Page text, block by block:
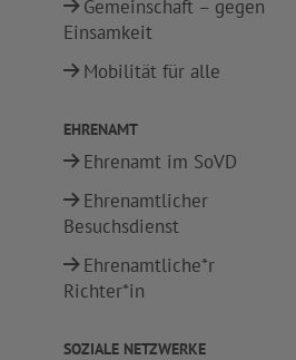
Gemeinschaft – gegen
Einsamkeit
Mobilität für alle
EHRENAMT
Ehrenamt im SoVD
Ehrenamtlicher
Besuchsdienst
Ehrenamtliche*r
Richter*in
SOZIALE NETZWERKE